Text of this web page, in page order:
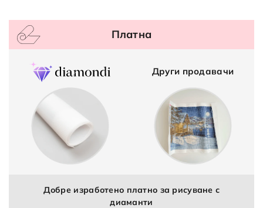
Платна
Други продавачи
Добре изработено платно за рисуване с
диаманти